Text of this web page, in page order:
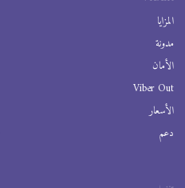
المزايا
مدونة
الأمان
Viber Out
الأسعار
دعم